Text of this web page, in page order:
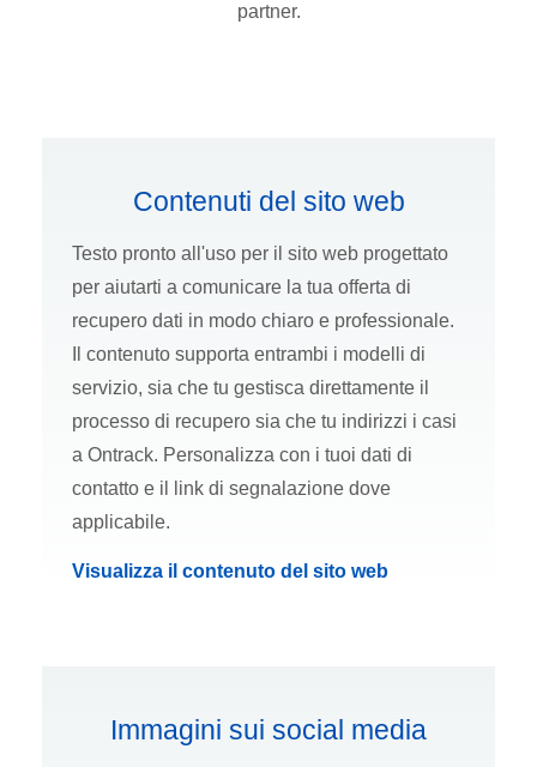
partner.
Contenuti del sito web
Testo pronto all'uso per il sito web progettato
per aiutarti a comunicare la tua offerta di
recupero dati in modo chiaro e professionale.
Il contenuto supporta entrambi i modelli di
servizio, sia che tu gestisca direttamente il
processo di recupero sia che tu indirizzi i casi
a Ontrack. Personalizza con i tuoi dati di
contatto e il link di segnalazione dove
applicabile.
Visualizza il contenuto del sito web
Immagini sui social media